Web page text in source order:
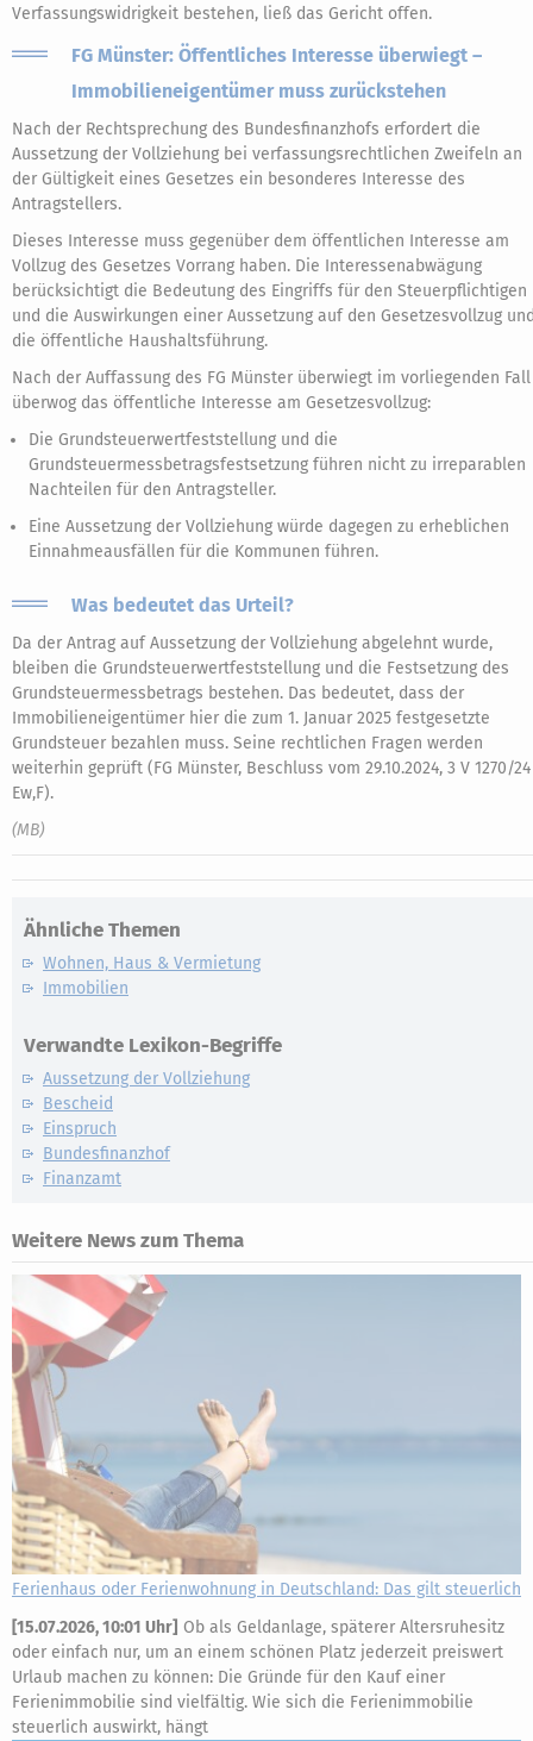
Verfassungswidrigkeit bestehen, ließ das Gericht offen.
FG Münster: Öffentliches Interesse überwiegt –
Immobilieneigentümer muss zurückstehen
Nach der Rechtsprechung des Bundesfinanzhofs erfordert die
Aussetzung der Vollziehung bei verfassungsrechtlichen Zweifeln an
der Gültigkeit eines Gesetzes ein besonderes Interesse des
Antragstellers.
Dieses Interesse muss gegenüber dem öffentlichen Interesse am
Vollzug des Gesetzes Vorrang haben. Die Interessenabwägung
berücksichtigt die Bedeutung des Eingriffs für den Steuerpflichtigen
und die Auswirkungen einer Aussetzung auf den Gesetzesvollzug
die öffentliche Haushaltsführung.
Nach der Auffassung des FG Münster überwiegt im vorliegenden Fall
überwog das öffentliche Interesse am Gesetzesvollzug:
Die Grundsteuerwertfeststellung und die
Grundsteuermessbetragsfestsetzung führen nicht zu irreparablen
Nachteilen für den Antragsteller.
Eine Aussetzung der Vollziehung würde dagegen zu erheblichen
Einnahmeausfällen für die Kommunen führen.
Was bedeutet das Urteil?
Da der Antrag auf Aussetzung der Vollziehung abgelehnt wurde,
bleiben die Grundsteuerwertfeststellung und die Festsetzung des
Grundsteuermessbetrags bestehen. Das bedeutet, dass der
Immobilieneigentümer hier die zum 1. Januar 2025 festgesetzte
Grundsteuer bezahlen muss. Seine rechtlichen Fragen werden
weiterhin geprüft (FG Münster, Beschluss vom 29.10.2024, 3 V 1270/24
Ew,F).
(MB)
Ähnliche Themen
Wohnen, Haus & Vermietung
Immobilien
Verwandte Lexikon-Begriffe
Aussetzung der Vollziehung
Bescheid
Einspruch
Bundesfinanzhof
Finanzamt
Weitere News zum Thema
Ferienhaus oder Ferienwohnung in Deutschland: Das gilt steuerlich
[15.07.2026, 10:01 Uhr] Ob als Geldanlage, späterer Altersruhesitz
oder einfach nur, um an einem schönen Platz jederzeit preiswert
Urlaub machen zu können: Die Gründe für den Kauf einer
Ferienimmobilie sind vielfältig. Wie sich die Ferienimmobilie
steuerlich auswirkt, hängt